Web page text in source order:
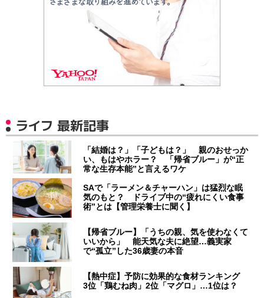
ライフ 最新記事
「結婚は？」「子どもは？」 親のおせっか
い、もはやホラー？ 「帰省ブルー」が“正
常な生存本能”と言えるワケ
SAで「ラーメン＆チャーハン」は猛烈な眠
気のもと？ ドライブ中の“疲れにくい食事
術”とは【管理栄養士に聞く】
【帰省ブルー】「うちの親、気を使わなくて
いいから」 能天気な夫に絶望…義実家
で“孤立”した36歳妻の本音
【熱中症】予防に効果的な食材ランキング
3位「鶏むね肉」2位「マグロ」…1位は？